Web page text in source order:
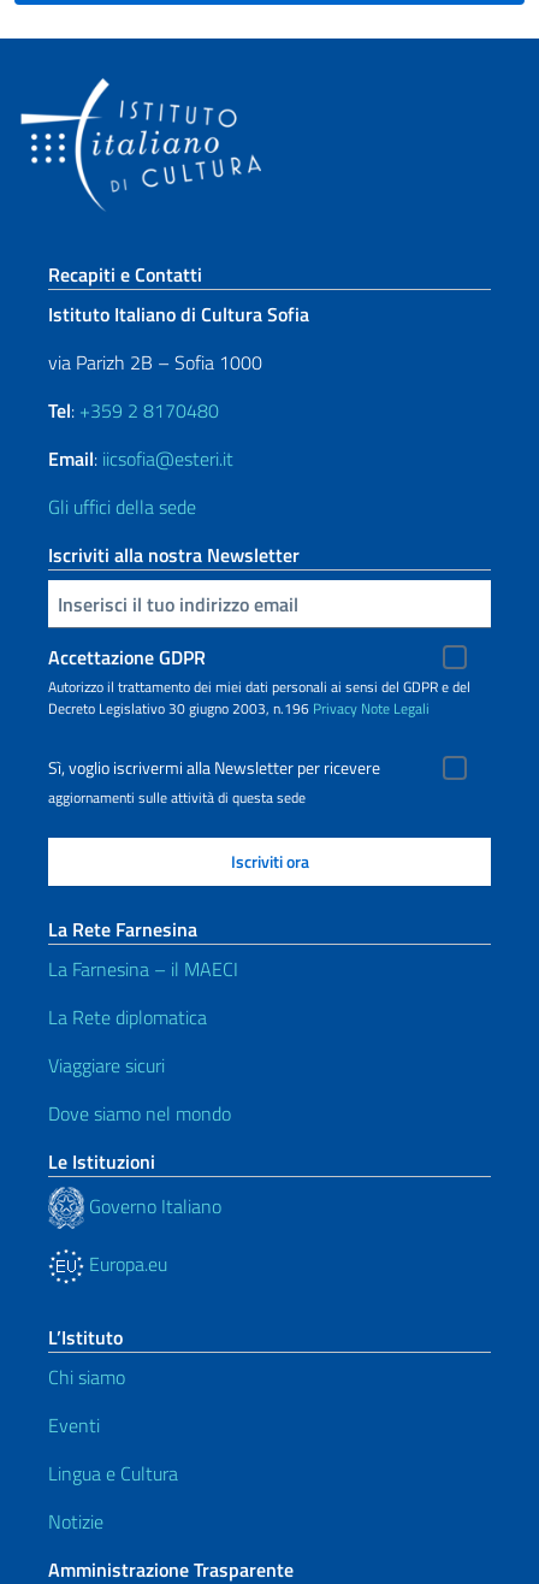
Sezione footer
Recapiti e Contatti
Istituto Italiano di Cultura Sofia
via Parizh 2B – Sofia 1000
Tel: +359 2 8170480
Email: iicsofia@esteri.it
Gli uffici della sede
Iscriviti alla nostra Newsletter
Inserisci la tua email
Accettazione GDPR
Autorizzo il trattamento dei miei dati personali ai sensi del GDPR e del
Decreto Legislativo 30 giugno 2003, n.196 Privacy Note Legali
Sì, voglio iscrivermi alla Newsletter per ricevere
aggiornamenti sulle attività di questa sede
La Rete Farnesina
La Farnesina – il MAECI
La Rete diplomatica
Viaggiare sicuri
Dove siamo nel mondo
Le Istituzioni
Governo Italiano
Europa.eu
L’Istituto
Chi siamo
Eventi
Lingua e Cultura
Notizie
Amministrazione Trasparente